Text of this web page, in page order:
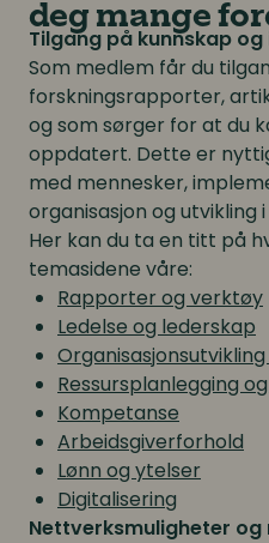
deg mange
Tilgang på kunnskap og
Som medlem får du
forskningsrapporter,
og som sørger for at du
oppdatert. Dette er
med mennesker,
organisasjon og utvikling
Her kan du ta en titt på
temasidene våre:
Rapporter og verktøy
Ledelse og lederskap
Ressursplanlegging
Kompetanse
Arbeidsgiverforhold
Lønn og ytelser
Digitalisering
Nettverksmuligheter